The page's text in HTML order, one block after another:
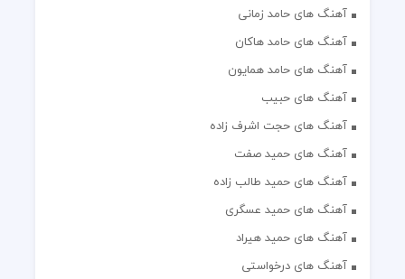
آهنگ های حامد زمانی
آهنگ های حامد هاکان
آهنگ های حامد همایون
آهنگ های حبیب
آهنگ های حجت اشرف زاده
آهنگ های حمید صفت
آهنگ های حمید طالب زاده
آهنگ های حمید عسگری
آهنگ های حمید هیراد
آهنگ های درخواستی